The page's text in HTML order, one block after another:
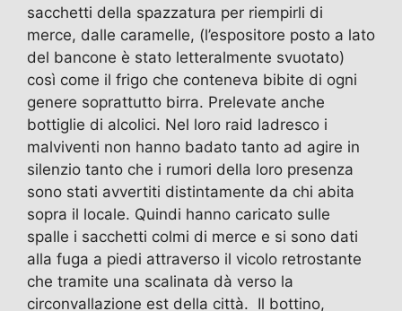
sacchetti della spazzatura per riempirli di
merce, dalle caramelle, (l’espositore posto a lato
del bancone è stato letteralmente svuotato)
così come il frigo che conteneva bibite di ogni
genere soprattutto birra. Prelevate anche
bottiglie di alcolici. Nel loro raid ladresco i
malviventi non hanno badato tanto ad agire in
silenzio tanto che i rumori della loro presenza
sono stati avvertiti distintamente da chi abita
sopra il locale. Quindi hanno caricato sulle
spalle i sacchetti colmi di merce e si sono dati
alla fuga a piedi attraverso il vicolo retrostante
che tramite una scalinata dà verso la
circonvallazione est della città. Il bottino,